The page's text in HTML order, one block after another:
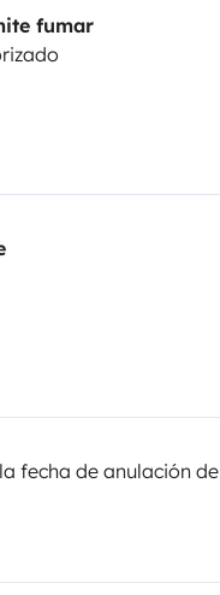
fumar
fecha de anulación de